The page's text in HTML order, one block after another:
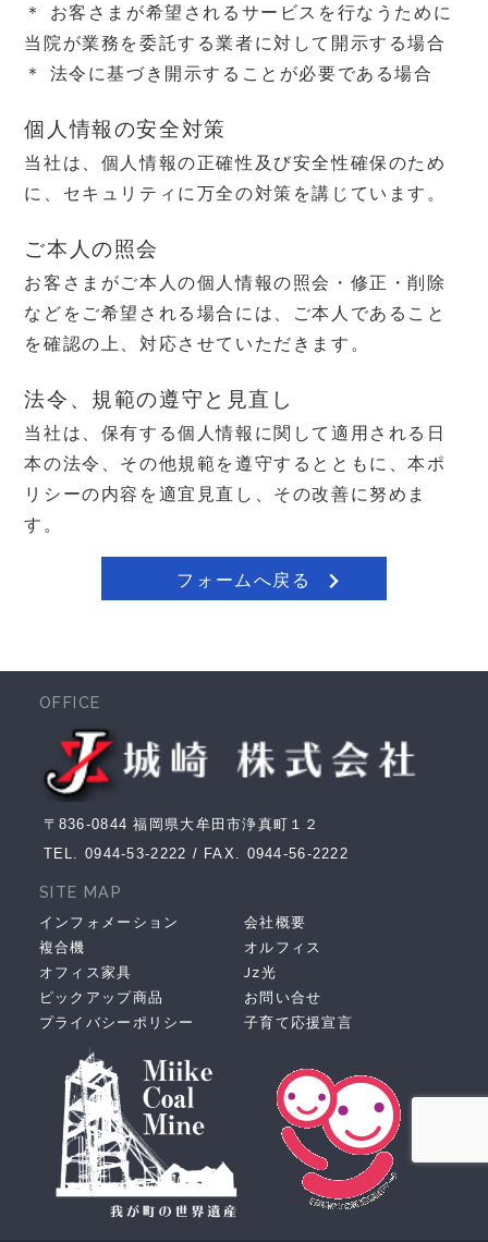
＊ お客さまが希望されるサービスを行なうために
当院が業務を委託する業者に対して開示する場合
＊ 法令に基づき開示することが必要である場合
個人情報の安全対策
当社は、個人情報の正確性及び安全性確保のため
に、セキュリティに万全の対策を講じています。
ご本人の照会
お客さまがご本人の個人情報の照会・修正・削除
などをご希望される場合には、ご本人であること
を確認の上、対応させていただきます。
法令、規範の遵守と見直し
当社は、保有する個人情報に関して適用される日
本の法令、その他規範を遵守するとともに、本ポ
リシーの内容を適宜見直し、その改善に努めま
す。
フォームへ戻る
OFFICE
〒836-0844 福岡県大牟田市浄真町１２
TEL. 0944-53-2222 / FAX. 0944-56-2222
SITE MAP
インフォメーション
会社概要
複合機
オルフィス
オフィス家具
Jz光
ピックアップ商品
お問い合せ
プライバシーポリシー
子育て応援宣言